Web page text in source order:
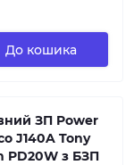
До кошика
ЗП Power
J140A Tony
PD20W з БЗП